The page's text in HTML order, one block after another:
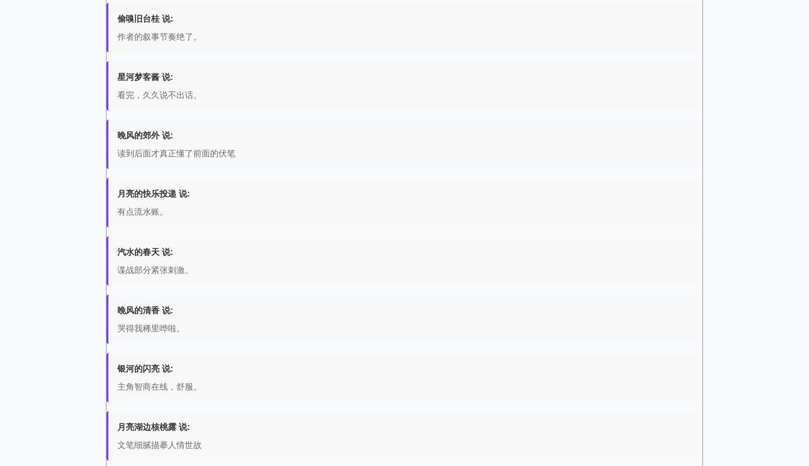
偷嗅旧台桂 说:
作者的叙事节奏绝了。
星河梦客酱 说:
看完，久久说不出话。
晚风的郊外 说:
读到后面才真正懂了前面的伏笔
月亮的快乐投递 说:
有点流水账。
汽水的春天 说:
谍战部分紧张刺激。
晚风的清香 说:
哭得我稀里哗啦。
银河的闪亮 说:
主角智商在线，舒服。
月亮湖边核桃露 说:
文笔细腻描摹人情世故